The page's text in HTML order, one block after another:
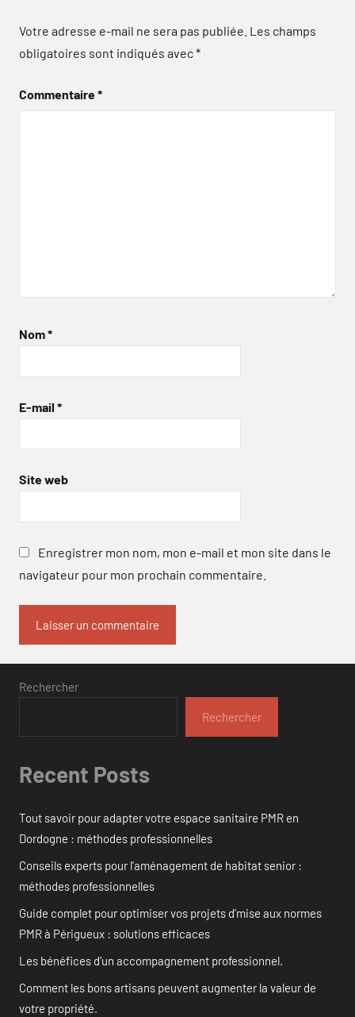
Votre adresse e-mail ne sera pas publiée. Les champs
obligatoires sont indiqués avec*
Commentaire*
Nom*
E-mail *
Site web
Enregistrer mon nom, mon e-mail et mon site dans le
navigateur pour mon prochain commentaire.
Rechercher
Rechercher
Recent Posts
Tout savoir pour adapter votre espace sanitaire PMR en
Dordogne : méthodes professionnelles
Conseils experts pour l’aménagement de habitat senior :
méthodes professionnelles
Guide complet pour optimiser vos projets d’mise aux normes
PMR à Périgueux : solutions efficaces
Les bénéfices d’un accompagnement professionnel.
Comment les bons artisans peuvent augmenter la valeur de
votre propriété.